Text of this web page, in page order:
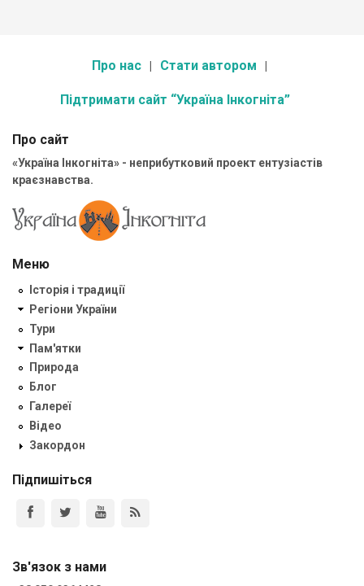
Про нас Стати автором
Підтримати сайт “Україна Інкогніта”
Про сайт
«Україна Інкогніта» - неприбутковий проект ентузіастів
краєзнавства.
Меню
Історія і традиції
Регіони України
Тури
Пам'ятки
Природа
Блог
Галереї
Відео
Закордон
Підпишіться
Зв'язок з нами